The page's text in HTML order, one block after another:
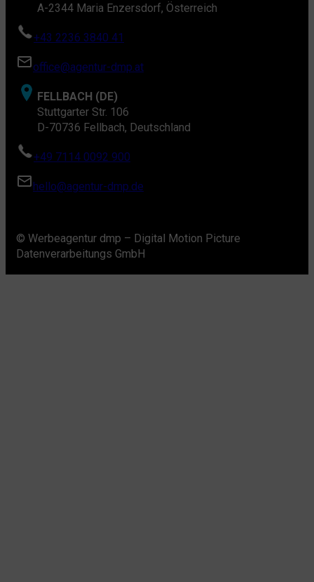
A-2344 Maria Enzersdorf, Österreich
+43 2236 3840 41
office@agentur-dmp.at
FELLBACH (DE)
Stuttgarter Str. 106
D-70736 Fellbach, Deutschland
+49 7114 0092 900
hello@agentur-dmp.de
© Werbeagentur dmp – Digital Motion Picture
Datenverarbeitungs GmbH